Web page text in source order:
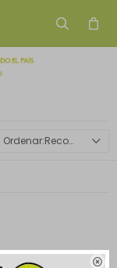

Recomendados